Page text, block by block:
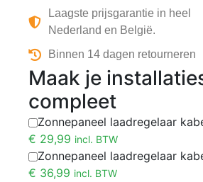
Laagste prijsgarantie in heel
Nederland en België.
Binnen 14 dagen retourneren
Maak je
compleet
Zonnepaneel laadregelaar
€ 29,99 incl. BTW
Zonnepaneel laadregelaar
€ 36,99 incl. BTW